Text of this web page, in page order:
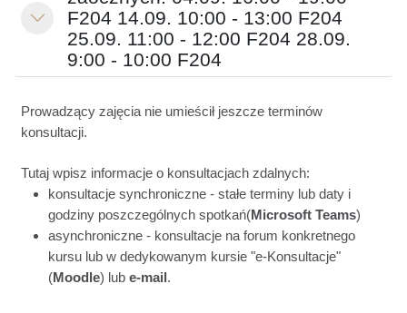
MinimizzaF204 14.09. 10:00 - 13:00 F204
25.09. 11:00 - 12:00 F204 28.09.
9:00 - 10:00 F204
Prowadzący zajęcia nie umieścił jeszcze terminów
konsultacji.
Tutaj wpisz informacje o konsultacjach zdalnych:
konsultacje synchroniczne - stałe terminy lub daty i
godziny poszczególnych spotkań(Microsoft Teams)
asynchroniczne - konsultacje na forum konkretnego
kursu lub w dedykowanym kursie "e-Konsultacje"
(Moodle) lub e-mail.